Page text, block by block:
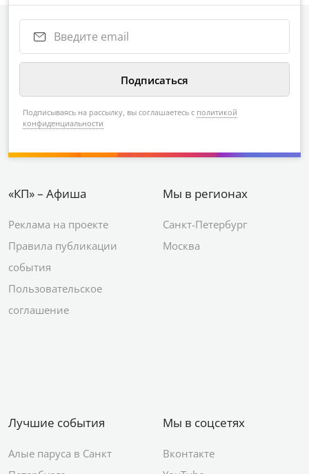
Подписываясь на рассылку, вы соглашаетесь с политикой
конфиденциальности
«КП» – Афиша
Реклама на проекте
Правила публикации
события
Пользовательское
соглашение
Мы в регионах
Санкт-Петербург
Москва
Лучшие события
Алые паруса в Санкт
Мы в соцсетях
Вконтакте